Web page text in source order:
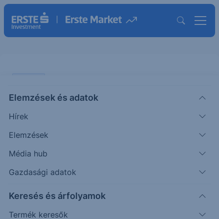
Elemzések és adatok
Hírek
Elemzések
Média hub
Gazdasági adatok
Keresés és árfolyamok
Termék keresők
várhatók jó gyorsjelentések az
USA-ból
ÖTLETGYÁR MINI
|2018. április 10. 15:49
Pénteken a J. P. Morgan és a Citigroup